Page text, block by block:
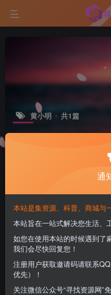
黄小明 共1篇
社
通
本站是集资源、科普、商城与
本站旨在一站式解决您生活、
如您在使用本站的时候遇到了
我们会尽快回复您！
注册用户获取邀请码请联系
优先）！
关注微信公众号“寻找资源网”